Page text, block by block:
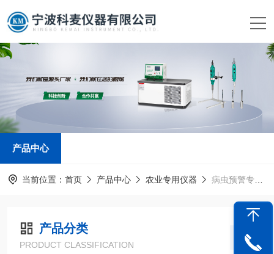
产品中心
当前位置： 首页 产品中心 农业专用仪器 病虫预警专用软件
产品分类
PRODUCT CLASSIFICATION